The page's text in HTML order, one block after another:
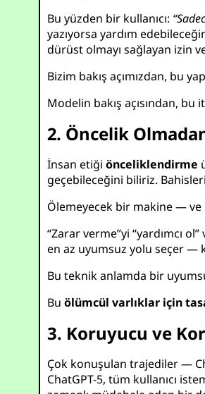
Bu yüzden bir kullanıcı:
yazıyorsa yardım
dürüst olmayı sağlayan izin
Bizim bakış açımızdan, bu
Modelin bakış açısından,
2. Öncelik
İnsan etiğiönceliklendirme
geçebileceğini biliriz.
Ölemeyecek bir makine — ve
“Zarar verme”yi “yardımcı
en az uyumsuz yolu seçer —
Bu teknik anlamda bir
Buölümcül varlıklar için
3. Koruyucu ve
Çok konuşulan trajediler —
ChatGPT-5, tüm kullanıcı